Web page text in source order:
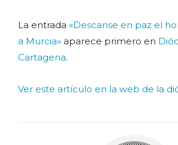
La entrada «Descanse en paz el
a Murcia» aparece primero en
Cartagena.
Ver este artículo en la web de la